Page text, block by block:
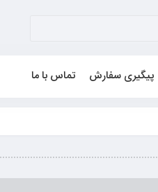
پیگیری سفارش تماس با ما